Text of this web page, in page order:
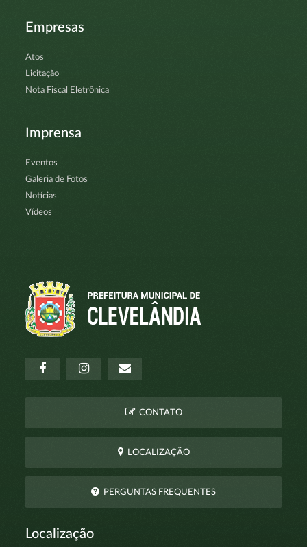
Empresas
Atos
Licitação
Nota Fiscal Eletrônica
Imprensa
Eventos
Galeria de Fotos
Notícias
Vídeos
CONTATO
LOCALIZAÇÃO
PERGUNTAS FREQUENTES
Localização